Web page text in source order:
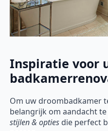
Inspiratie voor
Om uw droombadkamer
belangrijk om aandacht
stijlen & opties die perfect